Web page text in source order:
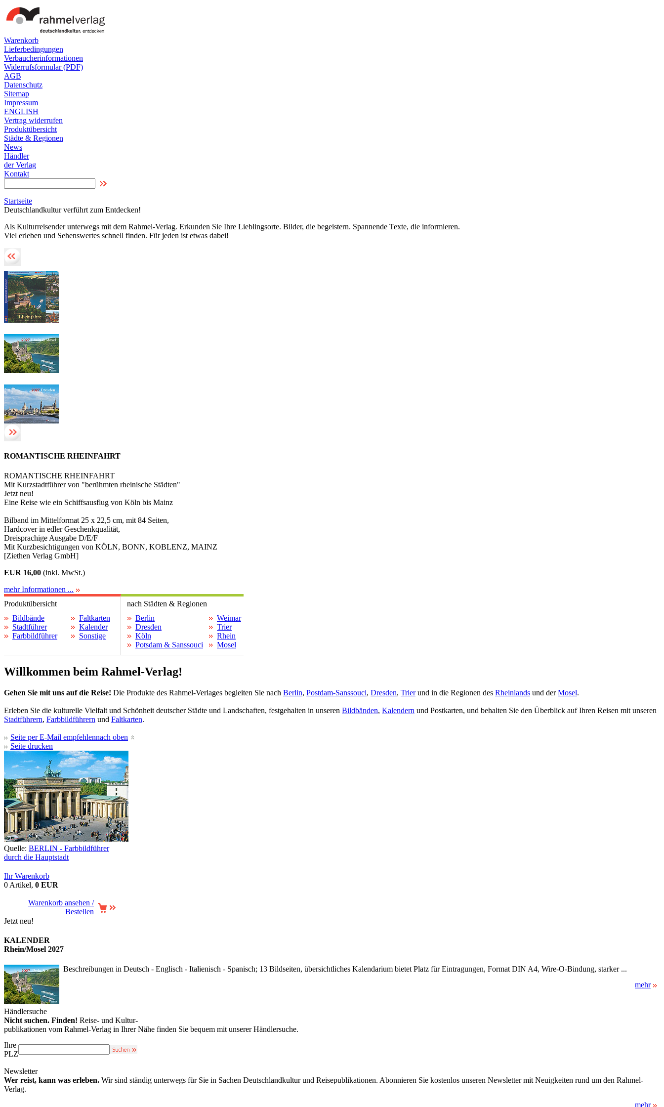
Warenkorb
Lieferbedingungen
Verbaucherinformationen
Widerrufsformular (PDF)
AGB
Datenschutz
Sitemap
Impressum
ENGLISH
Vertrag widerrufen
Produktübersicht
Städte & Regionen
News
Händler
der Verlag
Kontakt
Startseite
Deutschlandkultur verführt zum Entdecken!
Als Kulturreisender unterwegs mit dem Rahmel-Verlag. Erkunden Sie Ihre Lieblingsorte. Bilder, die begeistern. Spannende Texte, die informieren.
Viel erleben und Sehenswertes schnell finden. Für jeden ist etwas dabei!
ROMANTISCHE RHEINFAHRT
ROMANTISCHE RHEINFAHRT
Mit Kurzstadtführer von "berühmten rheinische Städten"
Jetzt neu!
Eine Reise wie ein Schiffsausflug von Köln bis Mainz
Bilband im Mittelformat 25 x 22,5 cm, mit 84 Seiten,
Hardcover in edler Geschenkqualität,
Dreisprachige Ausgabe D/E/F
Mit Kurzbesichtigungen von KÖLN, BONN, KOBLENZ, MAINZ
[Ziethen Verlag GmbH]
EUR 16,00 (inkl. MwSt.)
mehr Informationen ...
Produktübersicht
nach Städten & Regionen
Bildbände
Stadtführer
Farbbildführer
Faltkarten
Kalender
Sonstige
Berlin
Dresden
Köln
Potsdam & Sanssouci
Weimar
Trier
Rhein
Mosel
Willkommen beim Rahmel-Verlag!
Gehen Sie mit uns auf die Reise! Die Produkte des Rahmel-Verlages begleiten Sie nach Berlin, Postdam-Sanssouci, Dresden, Trierund in die Regionen des Rheinlands und derMosel.
Erleben Sie die kulturelle Vielfalt und Schönheit deutscher Städte und Landschaften, festgehalten in unseren Bildbänden, Kalendern und Postkarten, und behalten Sie den Überblick auf Ihren Reisen mit unseren
Stadtführern, Farbbildführern und Faltkarten.
Seite per E-Mail empfehlen
Seite drucken
nach oben
Quelle: BERLIN - Farbbildführer
durch die Hauptstadt
Ihr Warenkorb
0 Artikel, 0 EUR
Warenkorb ansehen /
Bestellen
Jetzt neu!
KALENDER
Rhein/Mosel 2027
Beschreibungen in Deutsch - Englisch - Italienisch - Spanisch; 13 Bildseiten, übersichtliches Kalendarium bietet Platz für Eintragungen, Format DIN A4, Wire-O-Bindung, starker ...
mehr
Händlersuche
Nicht suchen. Finden! Reise- und Kultur-
publikationen vom Rahmel-Verlag in Ihrer Nähe finden Sie bequem mit unserer Händlersuche.
Ihre
PLZ
Newsletter
Wer reist, kann was erleben. Wir sind ständig unterwegs für Sie in Sachen Deutschlandkultur und Reisepublikationen. Abonnieren Sie kostenlos unseren Newsletter mit Neuigkeiten rund um den Rahmel-
Verlag.
mehr